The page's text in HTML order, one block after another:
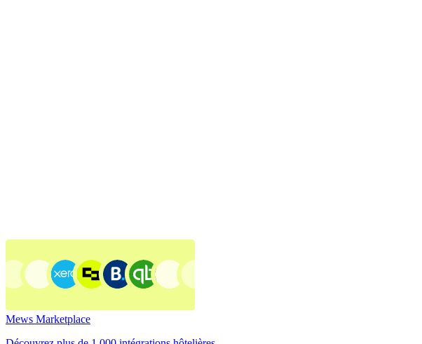
Mews Marketplace